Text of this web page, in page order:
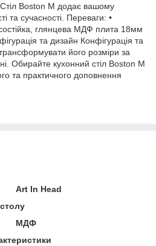
Стіл Boston M додає вашому
та сучасності. Переваги: •
глянцева МДФ плита 18мм
та дизайн Конфігурація та
його розміри за
Обирайте кухонний стіл Boston M
та практичного доповнення
Art In Head
МДФ